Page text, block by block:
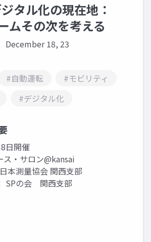
タル化の現在地：
ムその次を考える
December 18, 23
#自動運転
#モビリティ
#デジタル化
日開催
ス・サロン@kansai
本測量協会 関西支部
SPの会 関西支部